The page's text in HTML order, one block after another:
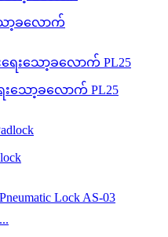
ာ့ခလောက်
သော့ခလောက် PL25